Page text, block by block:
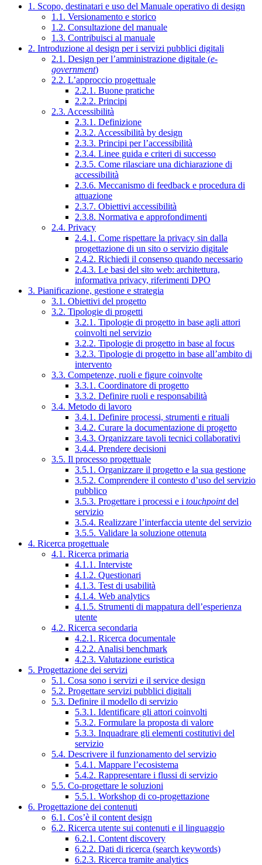
1. Scopo, destinatari e uso del Manuale operativo di design
1.1. Versionamento e storico
1.2. Consultazione del manuale
1.3. Contribuisci al manuale
2. Introduzione al design per i servizi pubblici digitali
2.1. Design per l’amministrazione digitale (e-
government)
2.2. L’approccio progettuale
2.2.1. Buone pratiche
2.2.2. Principi
2.3. Accessibilità
2.3.1. Definizione
2.3.2. Accessibilità by design
2.3.3. Principi per l’accessibilità
2.3.4. Linee guida e criteri di successo
2.3.5. Come rilasciare una dichiarazione di
accessibilità
2.3.6. Meccanismo di feedback e procedura di
attuazione
2.3.7. Obiettivi accessibilità
2.3.8. Normativa e approfondimenti
2.4. Privacy
2.4.1. Come rispettare la privacy sin dalla
progettazione di un sito o servizio digitale
2.4.2. Richiedi il consenso quando necessario
2.4.3. Le basi del sito web: architettura,
informativa privacy, riferimenti DPO
3. Pianificazione, gestione e strategia
3.1. Obiettivi del progetto
3.2. Tipologie di progetti
3.2.1. Tipologie di progetto in base agli attori
coinvolti nel servizio
3.2.2. Tipologie di progetto in base al focus
3.2.3. Tipologie di progetto in base all’ambito di
intervento
3.3. Competenze, ruoli e figure coinvolte
3.3.1. Coordinatore di progetto
3.3.2. Definire ruoli e responsabilità
3.4. Metodo di lavoro
3.4.1. Definire processi, strumenti e rituali
3.4.2. Curare la documentazione di progetto
3.4.3. Organizzare tavoli tecnici collaborativi
3.4.4. Prendere decisioni
3.5. Il processo progettuale
3.5.1. Organizzare il progetto e la sua gestione
3.5.2. Comprendere il contesto d’uso del servizio
pubblico
3.5.3. Progettare i processi e i touchpointdel
servizio
3.5.4. Realizzare l’interfaccia utente del servizio
3.5.5. Validare la soluzione ottenuta
4. Ricerca progettuale
4.1. Ricerca primaria
4.1.1. Interviste
4.1.2. Questionari
4.1.3. Test di usabilità
4.1.4. Web analytics
4.1.5. Strumenti di mappatura dell’esperienza
utente
4.2. Ricerca secondaria
4.2.1. Ricerca documentale
4.2.2. Analisi benchmark
4.2.3. Valutazione euristica
5. Progettazione dei servizi
5.1. Cosa sono i servizi e il service design
5.2. Progettare servizi pubblici digitali
5.3. Definire il modello di servizio
5.3.1. Identificare gli attori coinvolti
5.3.2. Formulare la proposta di valore
5.3.3. Inquadrare gli elementi costitutivi del
servizio
5.4. Descrivere il funzionamento del servizio
5.4.1. Mappare l’ecosistema
5.4.2. Rappresentare i flussi di servizio
5.5. Co-progettare le soluzioni
5.5.1. Workshop di co-progettazione
6. Progettazione dei contenuti
6.1. Cos’è il content design
6.2. Ricerca utente sui contenuti e il linguaggio
6.2.1. Content discovery
6.2.2. Dati di ricerca (search keywords)
6.2.3. Ricerca tramite analytics